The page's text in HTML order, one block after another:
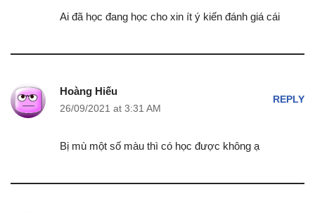
Ai đã học đang học cho xin ít ý kiến đánh giá cái
Hoàng Hiếu
26/09/2021 at 3:31 AM
REPLY
Bị mù một số màu thì có học được không ạ